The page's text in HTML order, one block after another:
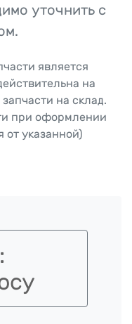
уточнить с
является
на
на склад.
при оформлении
от указанной)